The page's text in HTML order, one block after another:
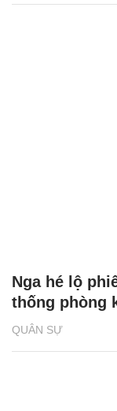
QUÂN SỰ
Nga hé lộ
thống phòng